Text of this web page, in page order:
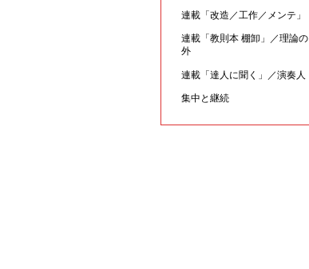
連載「改造／工作／メンテ」
連載「教則本 棚卸」／理論の
外
連載「達人に聞く」／演奏人
集中と継続